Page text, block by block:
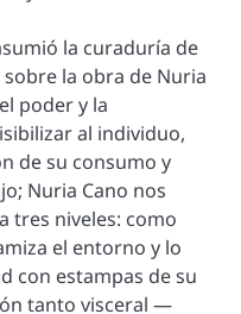
la curaduría de
la obra de Nuria
poder y la
al individuo,
de su consumo y
Nuria Cano nos
tres niveles: como
el entorno y lo
con estampas de su
tanto visceral —